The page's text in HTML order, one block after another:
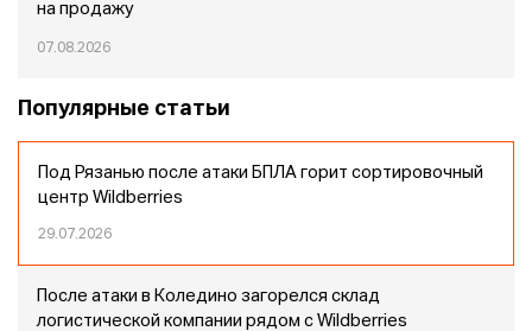
на продажу
07.08.2026
Популярные статьи
Под Рязанью после атаки БПЛА горит сортировочный
центр Wildberries
29.07.2026
После атаки в Коледино загорелся склад
логистической компании рядом с Wildberries